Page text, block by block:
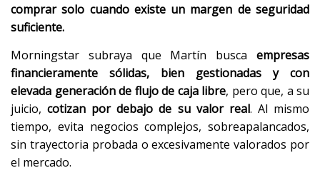
comprar solo cuando existe un margen de seguridad
suficiente.
Morningstar subraya que Martín busca empresas
financieramente sólidas, bien gestionadas y con
elevada generación de flujo de caja libre, pero que, a su
juicio,cotizan por debajo de su valor real. Al mismo
tiempo, evita negocios complejos, sobreapalancados,
sin trayectoria probada o excesivamente valorados por
el mercado.